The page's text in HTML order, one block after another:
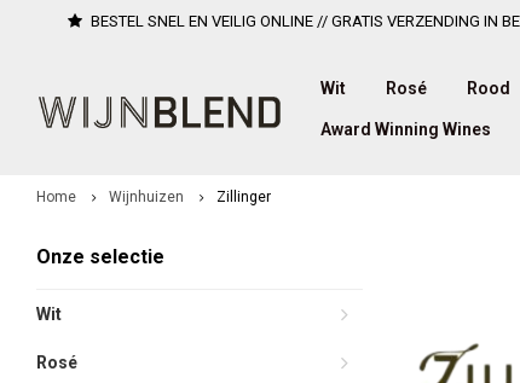
BESTEL SNEL EN VEILIG ONLINE // GRATIS VERZENDING IN
Wit Rosé Rood
Award Winning Wines
Home Wijnhuizen Zillinger
Onze selectie
Wit
Rosé